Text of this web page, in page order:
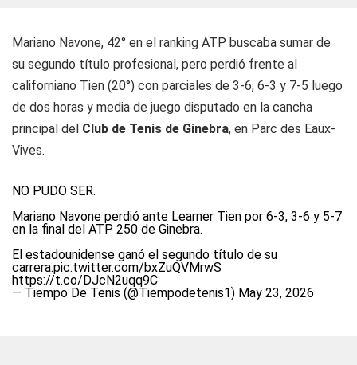
Mariano Navone, 42° en el ranking ATP buscaba sumar de
su segundo título profesional, pero perdió frente al
californiano Tien (20°) con parciales de 3-6, 6-3 y 7-5 luego
de dos horas y media de juego disputado en la cancha
principal del Club de Tenis de Ginebra, en Parc des Eaux-
Vives.
NO PUDO SER.
Mariano Navone perdió ante Learner Tien por 6-3, 3-6 y 5-7
en la final del ATP 250 de Ginebra.
El estadounidense ganó el segundo título de su
carrera.pic.twitter.com/bxZuQVMrwS
https://t.co/DJcN2uqq9C
— Tiempo De Tenis (@Tiempodetenis1) May 23, 2026